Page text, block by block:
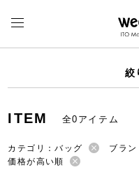
絞
ITEM 全0アイテム
カテゴリ：バッグ ブラ
価格が高い順